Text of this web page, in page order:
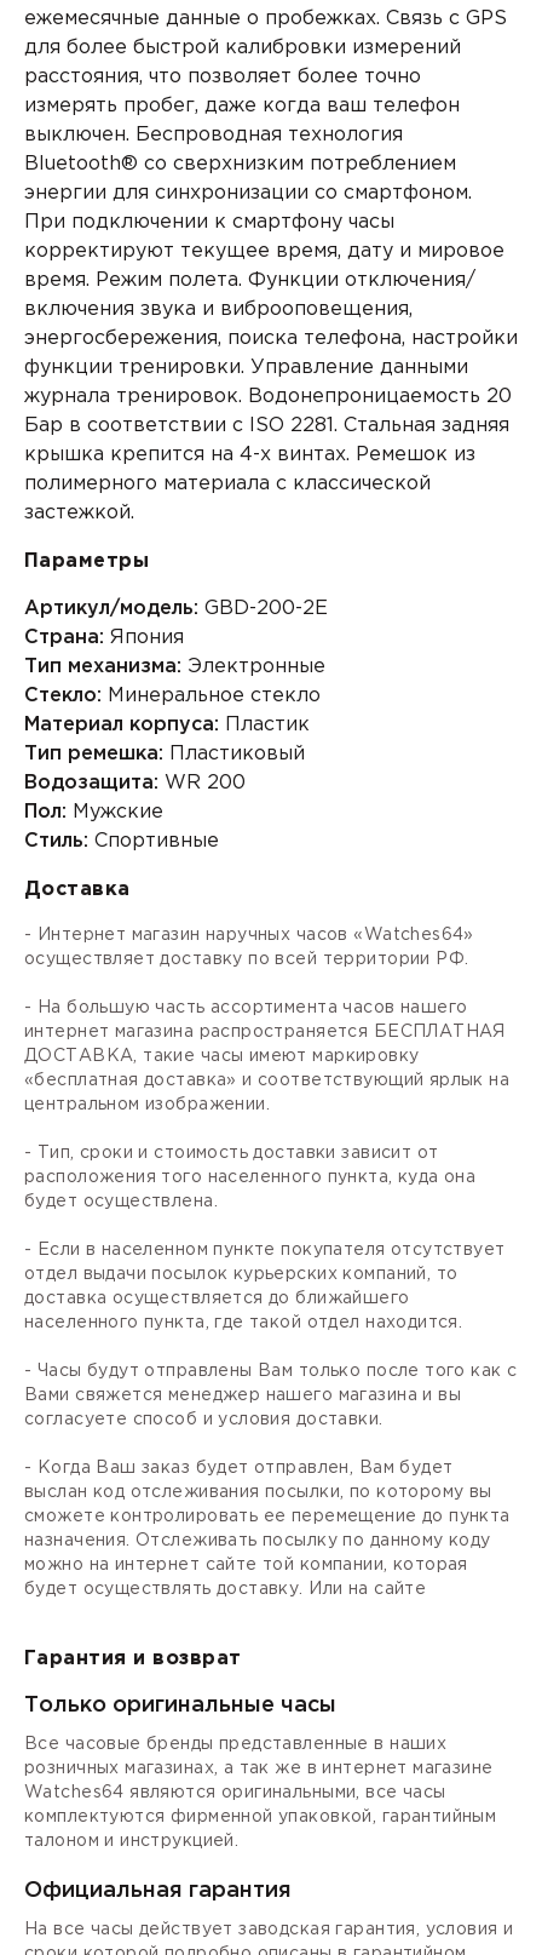
ежемесячные данные о пробежках. Связь с GPS
для более быстрой калибровки измерений
расстояния, что позволяет более точно
измерять пробег, даже когда ваш телефон
выключен. Беспроводная технология
Bluetooth® со сверхнизким потреблением
энергии для синхронизации со смартфоном.
При подключении к смартфону часы
корректируют текущее время, дату и мировое
время. Режим полета. Функции отключения/
включения звука и виброоповещения,
энергосбережения, поиска телефона, настройки
функции тренировки. Управление данными
журнала тренировок. Водонепроницаемость 20
Бар в соответствии с ISO 2281. Стальная задняя
крышка крепится на 4-х винтах. Ремешок из
полимерного материала с классической
застежкой.
Параметры
Артикул/модель: GBD-200-2E
Страна: Япония
Тип механизма: Электронные
Стекло: Минеральное стекло
Материал корпуса: Пластик
Тип ремешка: Пластиковый
Водозащита: WR 200
Пол: Мужские
Стиль: Спортивные
Доставка
- Интернет магазин наручных часов «Watches64»
осуществляет доставку по всей территории РФ.
- На большую часть ассортимента часов нашего
интернет магазина распространяется БЕСПЛАТНАЯ
ДОСТАВКА, такие часы имеют маркировку
«бесплатная доставка» и соответствующий ярлык на
центральном изображении.
- Тип, сроки и стоимость доставки зависит от
расположения того населенного пункта, куда она
будет осуществлена.
- Если в населенном пункте покупателя отсутствует
отдел выдачи посылок курьерских компаний, то
доставка осуществляется до ближайшего
населенного пункта, где такой отдел находится.
- Часы будут отправлены Вам только после того как с
Вами свяжется менеджер нашего магазина и вы
согласуете способ и условия доставки.
- Когда Ваш заказ будет отправлен, Вам будет
выслан код отслеживания посылки, по которому вы
сможете контролировать ее перемещение до пункта
назначения. Отслеживать посылку по данному коду
можно на интернет сайте той компании, которая
будет осуществлять доставку. Или на сайте
Гарантия и возврат
Только оригинальные часы
Все часовые бренды представленные в наших
розничных магазинах, а так же в интернет магазине
Watches64 являются оригинальными, все часы
комплектуются фирменной упаковкой, гарантийным
талоном и инструкцией.
Официальная гарантия
На все часы действует заводская гарантия, условия и